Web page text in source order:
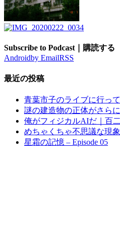
Subscribe to Podcast｜購読する
Androidby EmailRSS
最近の投稿
青葉市子のライブに行っ
謎の建造物の正体がさら
俺がフィジカルAIだ｜百
めちゃくちゃ不思議な現
星霜の記憶 – Episode 05